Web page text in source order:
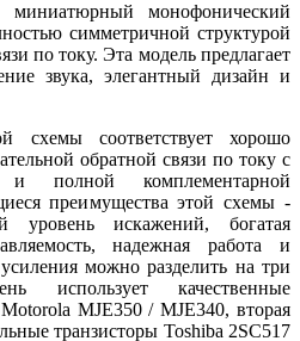
монофонический
симметричной структурой
по току. Эта модель предлагает
звука, элегантный дизайн и
схемы соответствует хорошо
обратной связи по току с
полной комплементарной
преимущества этой схемы -
искажений, богатая
надежная работа и
можно разделить на три
использует качественные
MJE350 / MJE340, вторая
транзисторы Toshiba 2SC517